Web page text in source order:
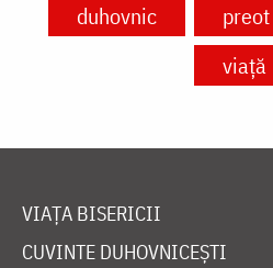
duhovnic preot
viață
VIAȚA BISERICII
CUVINTE DUHOVNICEȘTI